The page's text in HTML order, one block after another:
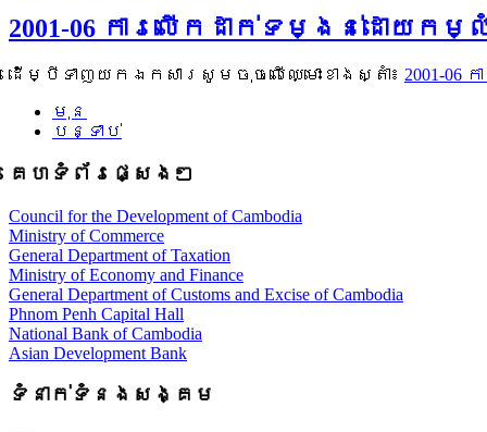
2001-06 ការលើកដាក់ទម្ងន់ដោយ
ដើម្បីទាញយកឯកសារសូមចុចលើឈ្មោះខាងស្តាំ៖ 2001-
មុន
បន្ទាប់
គេហទំព័រផ្សេងៗ
Council for the Development of Cambodia
Ministry of Commerce
General Department of Taxation
Ministry of Economy and Finance
General Department of Customs and Excise of Cambodia
Phnom Penh Capital Hall
National Bank of Cambodia
Asian Development Bank
ទំនាក់ទំនងសង្គម